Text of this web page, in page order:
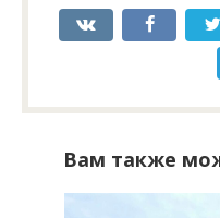
Вам также